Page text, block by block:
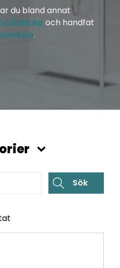
du bland annat
och handfat
.